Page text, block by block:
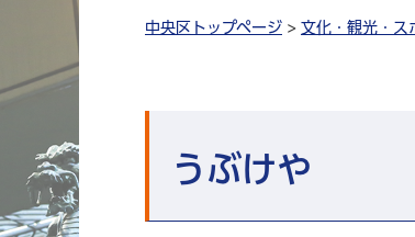
中央区トップページ > 文化・観光・ス
うぶけや